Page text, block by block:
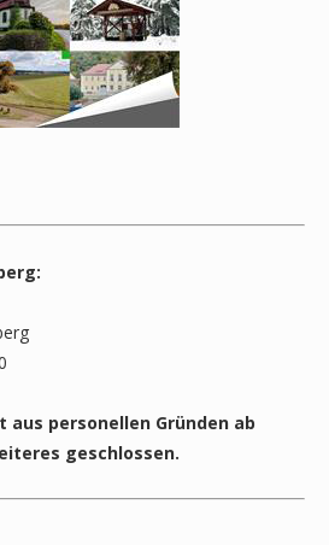
aus personellen Gründen ab
geschlossen.